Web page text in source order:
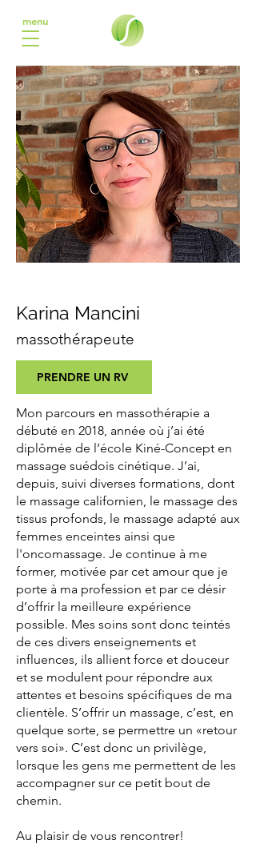
menu
Karina Mancini
massothérapeute
PRENDRE UN RV
Mon parcours en massothérapie a
débuté en 2018, année où j’ai été
diplômée de l’école Kiné-Concept en
massage suédois cinétique. J’ai,
depuis, suivi diverses formations, dont
le massage californien, le massage des
tissus profonds, le massage adapté aux
femmes enceintes ainsi que
l'oncomassage. Je continue à me
former, motivée par cet amour que je
porte à ma profession et par ce désir
d’offrir la meilleure expérience
possible. Mes soins sont donc teintés
de ces divers enseignements et
influences, ils allient force et douceur
et se modulent pour répondre aux
attentes et besoins spécifiques de ma
clientèle. S’offrir un massage, c’est, en
quelque sorte, se permettre un «retour
vers soi». C’est donc un privilège,
lorsque les gens me permettent de les
accompagner sur ce petit bout de
chemin.
Au plaisir de vous rencontrer!